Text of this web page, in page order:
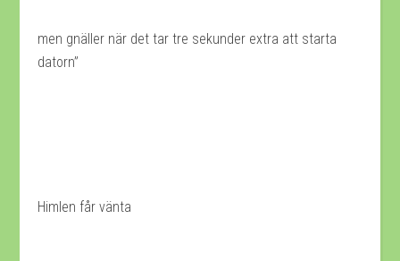
men gnäller när det tar tre sekunder extra att starta
datorn”
Himlen får vänta